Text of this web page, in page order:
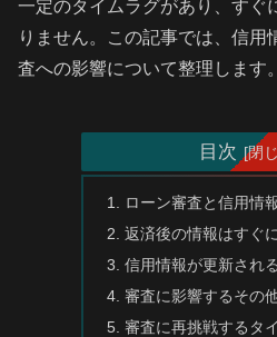
一定のタイムラグがあり、すぐ
りません。この記事では、信用
査への影響について整理します。
目次
ローン審査と信用情
返済後の情報はすぐ
信用情報が更新され
審査に影響するその
審査に再挑戦するタ